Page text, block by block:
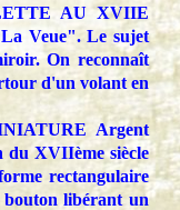
AU XVIIE
Veue". Le sujet
On reconnaît
d'un volant en
Argent
du XVIIème siècle
rectangulaire
bouton libérant un